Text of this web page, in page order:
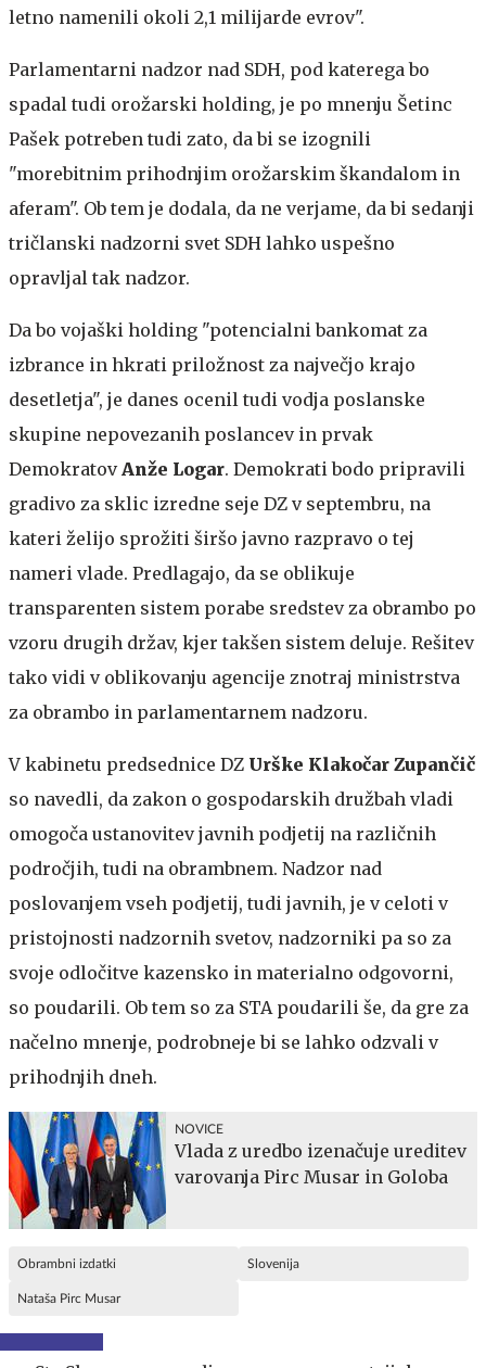
letno namenili okoli 2,1 milijarde evrov".
Parlamentarni nadzor nad SDH, pod katerega bo
spadal tudi orožarski holding, je po mnenju Šetinc
Pašek potreben tudi zato, da bi se izognili
"morebitnim prihodnjim orožarskim škandalom in
aferam". Ob tem je dodala, da ne verjame, da bi sedanji
tričlanski nadzorni svet SDH lahko uspešno
opravljal tak nadzor.
Da bo vojaški holding "potencialni bankomat za
izbrance in hkrati priložnost za največjo krajo
desetletja", je danes ocenil tudi vodja poslanske
skupine nepovezanih poslancev in prvak
Demokratov Anže Logar. Demokrati bodo pripravili
gradivo za sklic izredne seje DZ v septembru, na
kateri želijo sprožiti širšo javno razpravo o tej
nameri vlade. Predlagajo, da se oblikuje
transparenten sistem porabe sredstev za obrambo po
vzoru drugih držav, kjer takšen sistem deluje. Rešitev
tako vidi v oblikovanju agencije znotraj ministrstva
za obrambo in parlamentarnem nadzoru.
V kabinetu predsednice DZ Urške Klakočar Zupančič
so navedli, da zakon o gospodarskih družbah vladi
omogoča ustanovitev javnih podjetij na različnih
področjih, tudi na obrambnem. Nadzor nad
poslovanjem vseh podjetij, tudi javnih, je v celoti v
pristojnosti nadzornih svetov, nadzorniki pa so za
svoje odločitve kazensko in materialno odgovorni,
so poudarili. Ob tem so za STA poudarili še, da gre za
načelno mnenje, podrobneje bi se lahko odzvali v
prihodnjih dneh.
NOVICE
Vlada z uredbo izenačuje ureditev
varovanja Pirc Musar in Goloba
Obrambni izdatki Slovenija
Nataša Pirc Musar